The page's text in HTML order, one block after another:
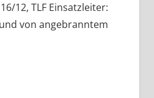
12, TLF Einsatzleiter:
von angebranntem